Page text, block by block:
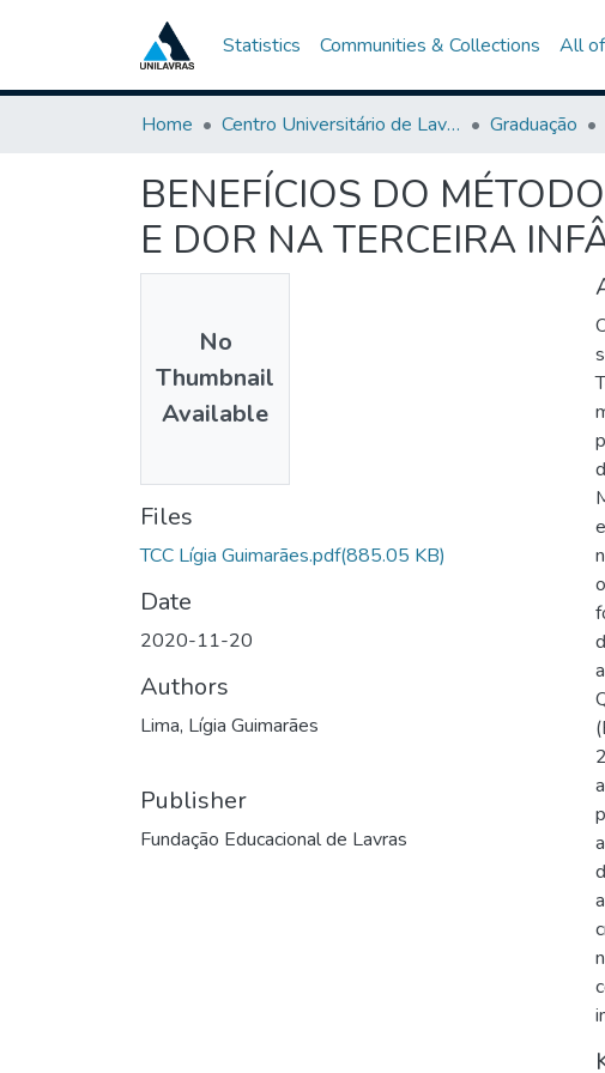
Statistics Communities & Collections All
Home Centro Universitário de Lavras-UNILAVRAS Graduação
BENEFÍCIOS DO
E DOR NA TERCEIRA
No
Thumbnail
Available
Files
TCC Lígia Guimarães.pdf(885.05 KB)
Date
2020-11-20
Authors
Lima, Lígia Guimarães
Publisher
Fundação Educacional de Lavras